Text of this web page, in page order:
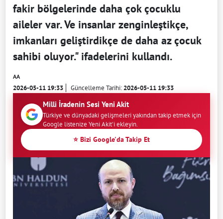
fakir bölgelerinde daha çok çocuklu
aileler var. Ve insanlar zenginleştikçe,
imkanları geliştirdikçe de daha az çocuk
sahibi oluyor." ifadelerini kullandı.
AA
2026-05-11 19:33 Güncelleme Tarihi:2026-05-11 19:33
Milli İradenin Sesi Yeni Akit
Türkiye ve dünyadaki gelişmeleri yakından takip etmek için
Google listenize Yeni Akit'i ekleyin.
⭐ Bizi Google'da Takip Et